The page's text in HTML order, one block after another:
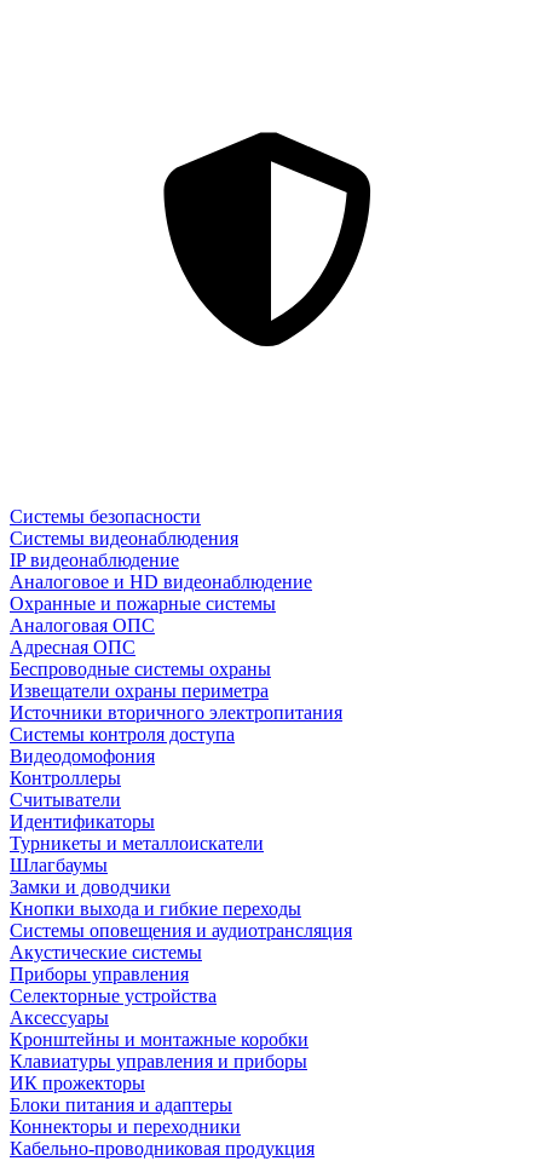
Системы безопасности
Системы видеонаблюдения
IP видеонаблюдение
Аналоговое и HD видеонаблюдение
Охранные и пожарные системы
Аналоговая ОПС
Адресная ОПС
Беспроводные системы охраны
Извещатели охраны периметра
Источники вторичного электропитания
Системы контроля доступа
Видеодомофония
Контроллеры
Считыватели
Идентификаторы
Турникеты и металлоискатели
Шлагбаумы
Замки и доводчики
Кнопки выхода и гибкие переходы
Системы оповещения и аудиотрансляция
Акустические системы
Приборы управления
Селекторные устройства
Аксессуары
Кронштейны и монтажные коробки
Клавиатуры управления и приборы
ИК прожекторы
Блоки питания и адаптеры
Коннекторы и переходники
Кабельно-проводниковая продукция